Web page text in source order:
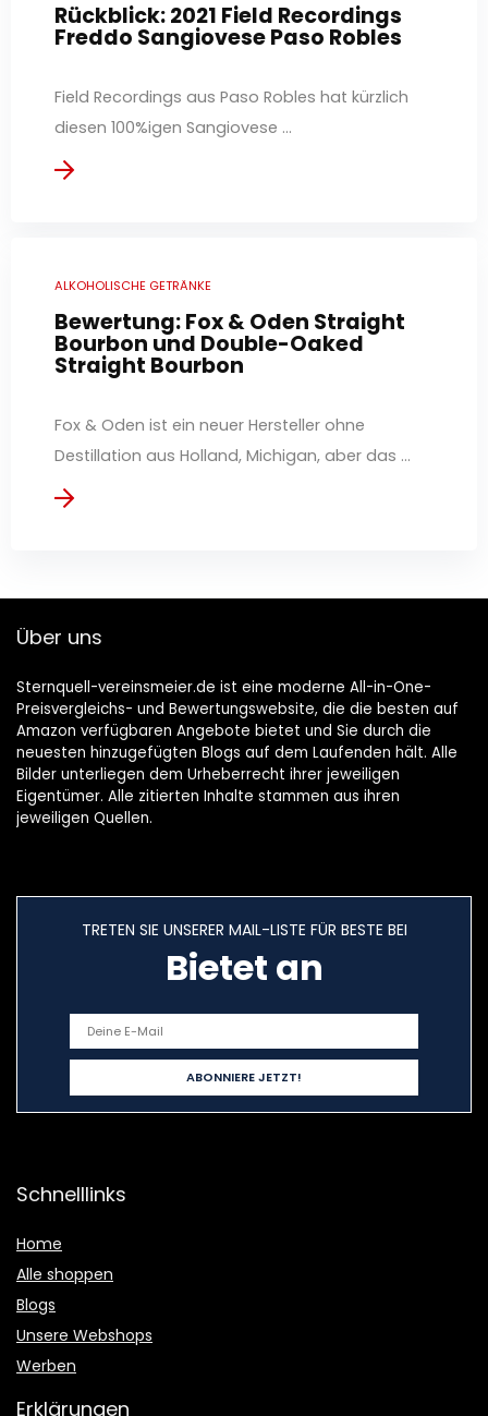
Rückblick: 2021 Field Recordings
Freddo Sangiovese Paso Robles
Field Recordings aus Paso Robles hat kürzlich
diesen 100%igen Sangiovese ...
ALKOHOLISCHE GETRÄNKE
Bewertung: Fox & Oden Straight
Bourbon und Double-Oaked
Straight Bourbon
Fox & Oden ist ein neuer Hersteller ohne
Destillation aus Holland, Michigan, aber das ...
Über uns
Sternquell-vereinsmeier.de ist eine moderne All-in-One-
Preisvergleichs- und Bewertungswebsite, die die besten auf
Amazon verfügbaren Angebote bietet und Sie durch die
neuesten hinzugefügten Blogs auf dem Laufenden hält. Alle
Bilder unterliegen dem Urheberrecht ihrer jeweiligen
Eigentümer. Alle zitierten Inhalte stammen aus ihren
jeweiligen Quellen.
TRETEN SIE UNSERER MAIL-LISTE FÜR BESTE BEI
Bietet an
Schnelllinks
Home
Alle shoppen
Blogs
Unsere Webshops
Werben
Erklärungen